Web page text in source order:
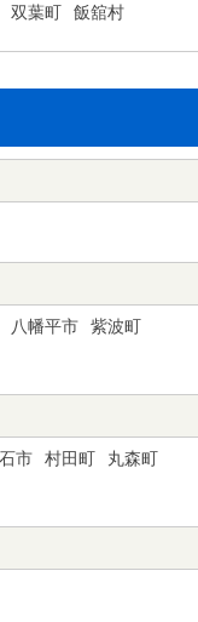
双葉町 飯舘村
八幡平市
紫波町
市 村田町
丸森町